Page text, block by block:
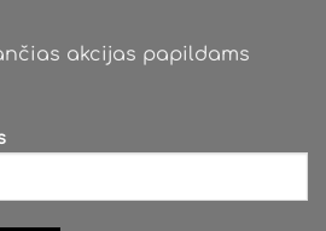
akcijas papildams